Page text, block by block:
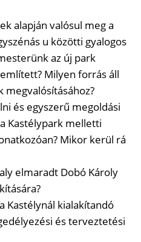
alapján valósul meg a
u közötti gyalogos
az új park
Milyen forrás áll
és egyszerű megoldási
Kastélypark melletti
Mikor kerül rá
elmaradt Dobó Károly
Kastélynál kialakítandó
és terveztetési